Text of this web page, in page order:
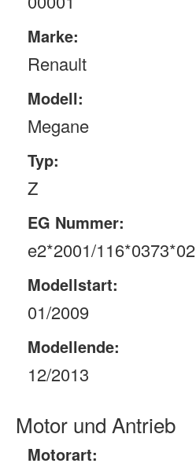
Marke:
Renault
Modell:
Megane
Typ:
Z
EG Nummer:
e2*2001/116*0373*02
Modellstart:
01/2009
Modellende:
12/2013
Motor und Antrieb
Motorart: